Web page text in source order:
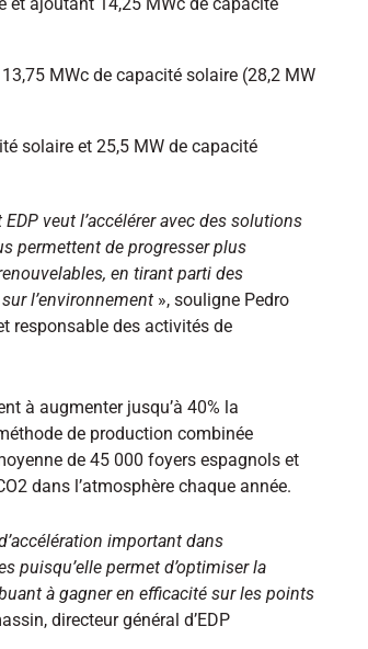
MWc de capacité solaire (28,2 MW
solaire et 25,5 MW de capacité
veut l’accélérer avec des solutions
permettent de progresser plus
en tirant parti des
l’environnement », souligne Pedro
responsable des activités de
à augmenter jusqu’à 40% la
de production combinée
de 45 000 foyers espagnols et
dans l’atmosphère chaque année.
important dans
puisqu’elle permet d’optimiser la
à gagner en efficacité sur les points
directeur général d’EDP